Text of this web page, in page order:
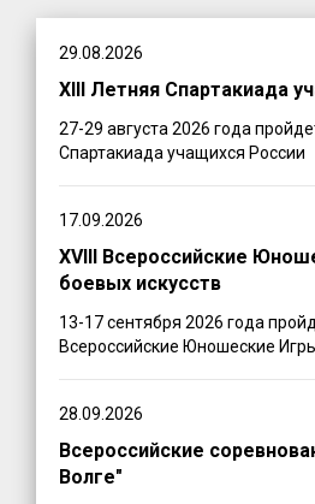
29.08.2026
XIII Летняя Спартакиада
27-29 августа 2026 года
Спартакиада учащихся России
17.09.2026
XVIII Всероссийские
боевых искусств
13-17 сентября 2026 года
Всероссийские Юношеские
28.09.2026
Всероссийские
Волге"